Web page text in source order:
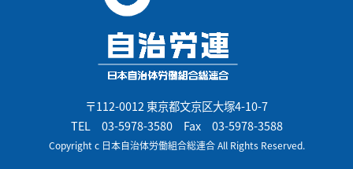
〒112-0012 東京都文京区大塚4-10-7
TEL 03-5978-3580Fax 03-5978-3588
Copyright c 日本自治体労働組合総連合 All Rights Reserved.